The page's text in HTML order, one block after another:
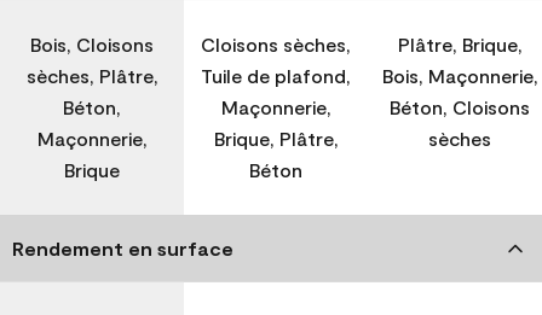
Bois, Cloisons
sèches, Plâtre,
Béton,
Maçonnerie,
Brique
Cloisons sèches,
Tuile de plafond,
Maçonnerie,
Brique, Plâtre,
Béton
Plâtre, Brique,
Bois, Maçonnerie,
Béton, Cloisons
sèches
Rendement en surface